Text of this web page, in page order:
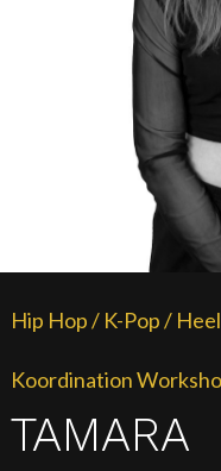
Hip Hop / K-Pop /
Koordination
TAMARA